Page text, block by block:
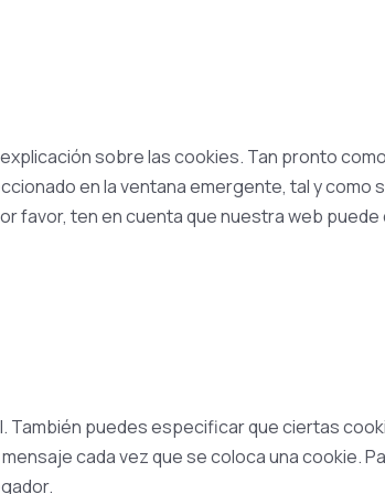
sobre las cookies. Tan pronto
en la ventana emergente, tal y como
favor, ten en cuenta que nuestra web
También puedes especificar que ciertas
cada vez que se coloca una cookie.